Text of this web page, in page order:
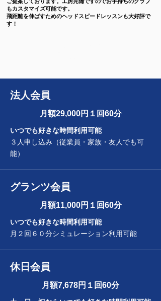
もカスタマイズ可能です。
​飛距離を伸ばすためのヘッドスピードレッスンも大好評で
す！
​法人会員
​月額29,000円 １回60分
いつでも好きな時間利用可能
３人申し込み（従業員・家族・友人でも可
能）
グランツ会員
月額11,000円１回60分​
いつでも好きな時間利用可能
​月２回６０分シミュレーション利用可能
休日会員
月額7,678円 １回60分​